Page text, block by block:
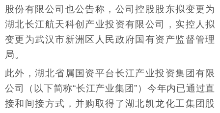
股份有限公司也公告称，公司控股股东拟变更为
湖北长江航天科创产业投资有限公司，实控人拟
变更为武汉市新洲区人民政府国有资产监督管理
局。
此外，湖北省属国资平台长江产业投资集团有限
公司（以下简称“长江产业集团”）今年内已通过直
接和间接方式，并购取得了湖北凯龙化工集团股